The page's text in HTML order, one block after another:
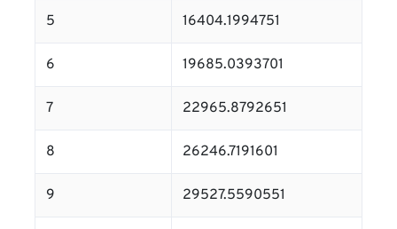
5 16404.1994751
6 19685.0393701
7 22965.8792651
8 26246.7191601
9 29527.5590551